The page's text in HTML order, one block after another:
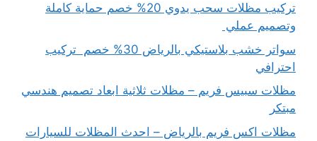
تركيب مظلات سحب يدوي 20% خصم حماية كاملة
وتصميم عملي
سواتر خشب بلاستيكي بالرياض 30% خصم تركيب
احترافي
مظلات سبيس فريم – مظلات ثلاثية ابعاد تصميم هندسي
مبتكر
مظلات اكس فريم بالرياض – احدث المظلات للسيارات